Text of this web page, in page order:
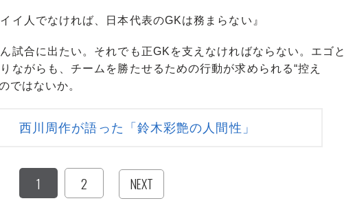
イ人でなければ、日本代表のGKは務まらない』
試合に出たい。それでも正GKを支えなければならない。エゴと
ながらも、チームを勝たせるための行動が求められる“控え
ではないか。
西川周作が語った「鈴木彩艶の人間性」
1 2 NEXT